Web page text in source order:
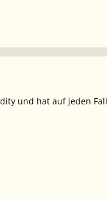
und hat auf jeden